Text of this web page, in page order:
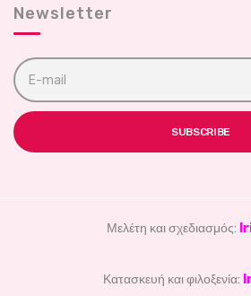
Newsletter
E
m
a
l
a
SUBSCRIBE
Μελέτη και σχεδιασμός:
Κατασκευή και φιλοξενία: